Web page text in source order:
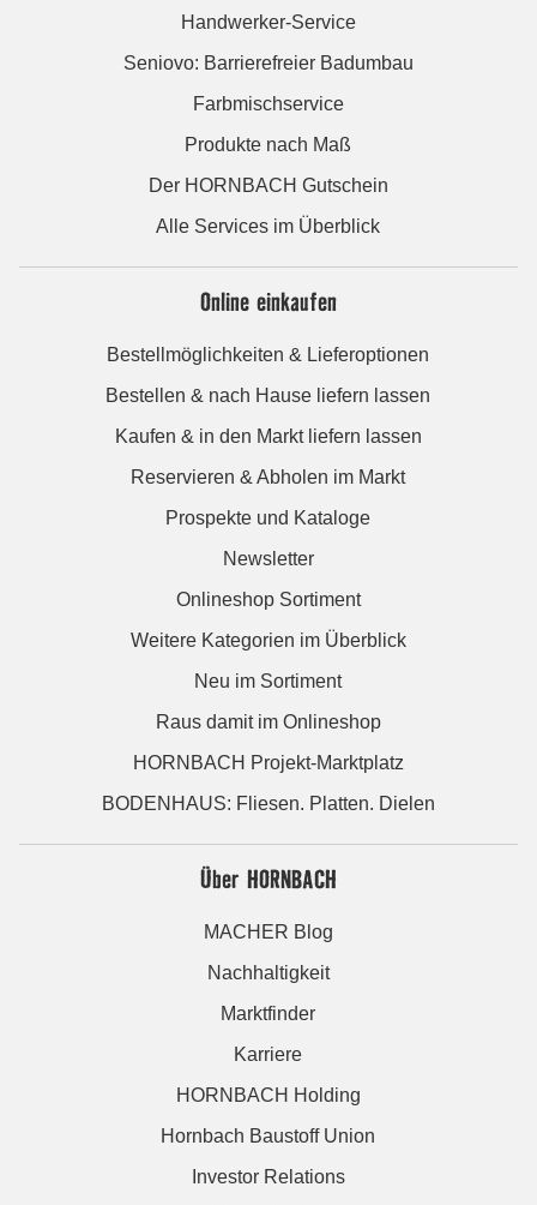
Handwerker-Service
Seniovo: Barrierefreier Badumbau
Farbmischservice
Produkte nach Maß
Der HORNBACH Gutschein
Alle Services im Überblick
Online einkaufen
Bestellmöglichkeiten & Lieferoptionen
Bestellen & nach Hause liefern lassen
Kaufen & in den Markt liefern lassen
Reservieren & Abholen im Markt
Prospekte und Kataloge
Newsletter
Onlineshop Sortiment
Weitere Kategorien im Überblick
Neu im Sortiment
Raus damit im Onlineshop
HORNBACH Projekt-Marktplatz
BODENHAUS: Fliesen. Platten. Dielen
Über HORNBACH
MACHER Blog
Nachhaltigkeit
Marktfinder
Karriere
HORNBACH Holding
Hornbach Baustoff Union
Investor Relations